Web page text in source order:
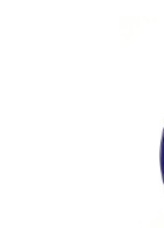
Alpecin
Thierry